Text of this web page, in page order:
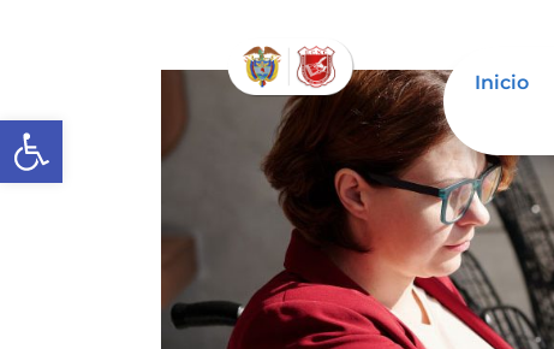
Abrir barra de herramientas
Inicio